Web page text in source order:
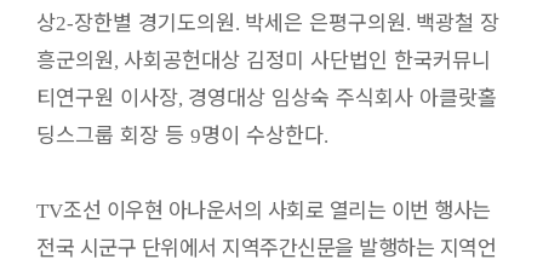
상2-장한별 경기도의원. 박세은 은평구의원. 백광철 장
흥군의원, 사회공헌대상 김정미 사단법인 한국커뮤니
티연구원 이사장, 경영대상 임상숙 주식회사 아클랏홀
딩스그룹 회장 등 9명이 수상한다.
TV조선 이우현 아나운서의 사회로 열리는 이번 행사는
전국 시군구 단위에서 지역주간신문을 발행하는 지역언